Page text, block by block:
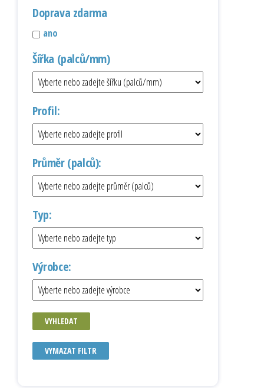
Doprava zdarma
ano
Šířka (palců/mm)
Profil:
Průměr (palců):
Typ:
Výrobce:
VYHLEDAT
VYMAZAT FILTR